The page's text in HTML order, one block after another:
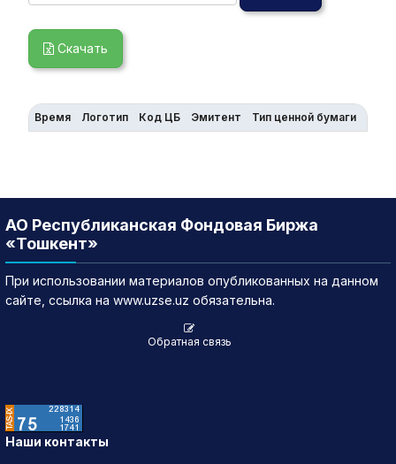
Скачать
Время Логотип Код ЦБ Эмитент Тип ценной бумаги
АО Республиканская Фондовая Биржа
«Тошкент»
При использовании материалов опубликованных на данном
сайте, ссылка на www.uzse.uz обязательна.
Обратная связь
Наши контакты